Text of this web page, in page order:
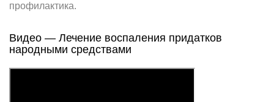
профилактика.
Видео — Лечение воспаления придатков
народными средствами